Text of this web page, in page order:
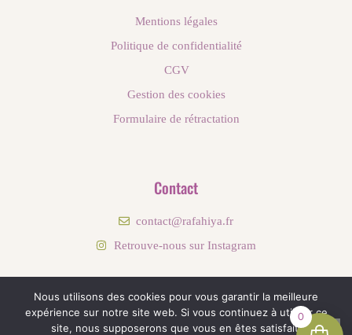
Mentions légales
Politique de confidentialité
CGV
Gestion des cookies
Formulaire de rétractation
Contact
contact@rafahiya.fr
Retrouve-nous sur Instagram
© RAFAHIYA 2024 - CONÇU PAR AGENCE B.DESIGN
0
Nous utilisons des cookies pour vous garantir la meilleure
expérience sur notre site web. Si vous continuez à utiliser ce
site, nous supposerons que vous en êtes satisfait.